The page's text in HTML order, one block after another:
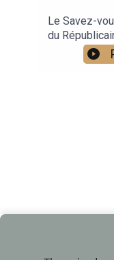
Le Savez-
du
ce que vous
par Jean-